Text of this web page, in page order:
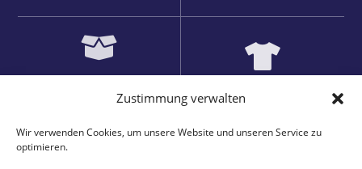
Zustimmung verwalten
Wir verwenden Cookies, um unsere Website und unseren Service zu
optimieren.
Lange Haltbarkeit bei den
EINZIGARTIGE DESIGNS
auf passenden Produkten